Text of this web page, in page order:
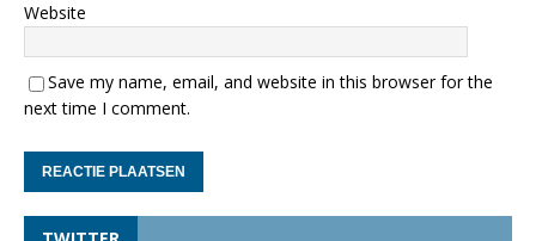
Website
Save my name, email, and website in this browser for the
next time I comment.